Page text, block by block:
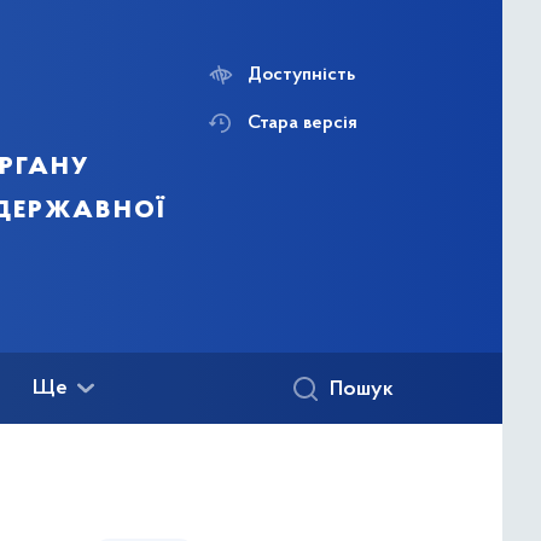
Доступність
Стара версія
Ще Пошук